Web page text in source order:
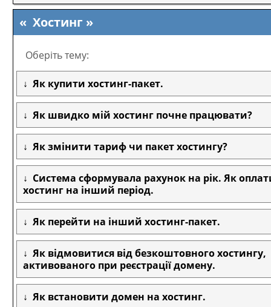
Хостинг
Оберіть тему:
Як купити хостинг-пакет.
Як швидко мій хостинг почне працювати?
Як змінити тариф чи пакет хостингу?
Система сформувала рахунок на рік. Як
хостинг на інший період.
Як перейти на інший хостинг-пакет.
Як відмовитися від безкоштовного хостингу,
активованого при реєстрації домену.
Як встановити домен на хостинг.